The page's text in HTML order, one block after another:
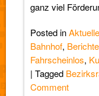
ganz viel
Posted in
Bahnhof,
Fahrscheinlos,
| Tagged
Comment